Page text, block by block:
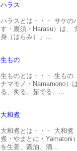
ハラス
ハラスとは・・・ サケの
す・腹須・Harasu）は、
身（はらみ）」...
生もの
生ものとは・・・ 生もの
ナマモノ・Namamono）
る、炙る、茹でる、...
大和煮
大和煮とは・・・ 大和煮
煮・やまとに・Yamatoni
を生姜、醤油、酒...